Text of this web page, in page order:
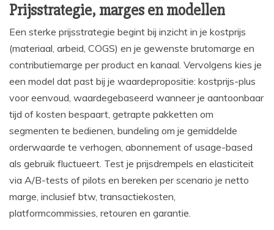
Prijsstrategie, marges en modellen
Een sterke prijsstrategie begint bij inzicht in je kostprijs
(materiaal, arbeid, COGS) en je gewenste brutomarge en
contributiemarge per product en kanaal. Vervolgens kies je
een model dat past bij je waardepropositie: kostprijs-plus
voor eenvoud, waardegebaseerd wanneer je aantoonbaar
tijd of kosten bespaart, getrapte pakketten om
segmenten te bedienen, bundeling om je gemiddelde
orderwaarde te verhogen, abonnement of usage-based
als gebruik fluctueert. Test je prijsdrempels en elasticiteit
via A/B-tests of pilots en bereken per scenario je netto
marge, inclusief btw, transactiekosten,
platformcommissies, retouren en garantie.